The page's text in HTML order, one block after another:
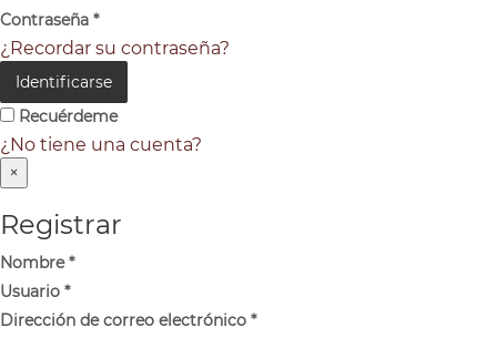
Contraseña *
¿Recordar su contraseña?
Identificarse
Recuérdeme
¿No tiene una cuenta?
×
Registrar
Nombre*
Usuario *
Dirección de correo electrónico *